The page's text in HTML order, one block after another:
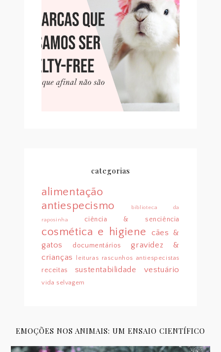
10 MARCAS QUE PENSAMOS
SER CRUELTY-FREE, MAS
QUE NÃO SÃO (PT. 2)
categorias
alimentação
antiespecismo
biblioteca da
raposinha ciência & senciência
cosmética e higiene
cães &
gatos
documentários
gravidez &
crianças
leituras rascunhos antiespecistas
receitas sustentabilidade vestuário
vida selvagem
EMOÇÕES NOS ANIMAIS: UM ENSAIO CIENTÍFICO